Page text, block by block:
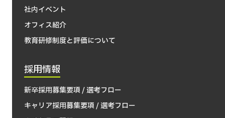
社内イベント
オフィス紹介
教育研修制度と評価について
採用情報
新卒採用募集要項 / 選考フロー
キャリア採用募集要項 / 選考フロー